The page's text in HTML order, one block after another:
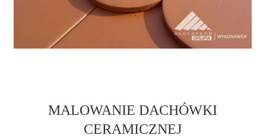
MALOWANIE DACHÓWKI
CERAMICZNEJ